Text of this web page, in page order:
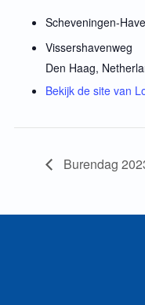
Scheveningen-
Vissershavenweg
Den Haag,
Bekijk de site van
Burendag